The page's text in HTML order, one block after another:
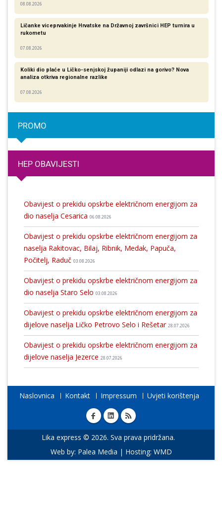
08.08.2026
Ličanke viceprvakinje Hrvatske na Državnoj završnici HEP turnira u
rukometu
07.08.2026
Koliki dio plaće u Ličko-senjskoj županiji odlazi na gorivo? Nova
analiza otkriva regionalne razlike​
07.08.2026
PROMO
HEP OBAVIJESTI
Obavijest o prekidu opskrbe električnom energijom za
dio naselja Cesarica 06.08.2026
Obavijest o prekidu opskrbe električnom energijom za
naselja Rakitovac, Bilaj, Ribnik, Medak, Papuča,
Počitelj, Raduč 03.08.2026
Obavijest o prekidu opskrbe električnom energijom za
dio naselja Staro Selo 03.08.2026
Obavijest o prekidu opskrbe električnom energijom za
dijelove naselja Ličko Petrovo Selo i Rešetar 28.07.2026
Obavijest o prekidu opskrbe električnom energijom za
dijelove naselja Jezerce 28.07.2026
Naslovnica Kontakt Impressum Uvjeti korištenja
Lika express © 2026. Sva prava pridržana.
Web by: Palea Media | Hosting: WMD